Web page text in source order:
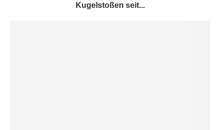
Kugelstoßen seit...